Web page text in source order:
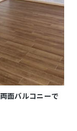
面バルコニーで